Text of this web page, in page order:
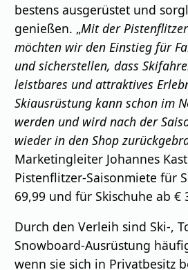
bestens ausgerüstet und
genießen. „Mit der
möchten wir den Einstieg für
und sicherstellen, dass
leistbares und attraktives
Skiausrüstung kann schon im
werden und wird nach der
wieder in den Shop
Marketingleiter Johannes
Pistenflitzer-Saisonmiete für
69,99 und für Skischuhe ab €
Durch den Verleih sind Ski-,
Snowboard-Ausrüstung
wenn sie sich in Privatbesitz